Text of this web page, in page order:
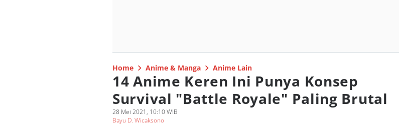
Home Anime & Manga Anime Lain
14 Anime Keren Ini Punya Konsep
Survival "Battle Royale" Paling Brutal
28 Mei 2021, 10:10 WIB
Bayu D. Wicaksono